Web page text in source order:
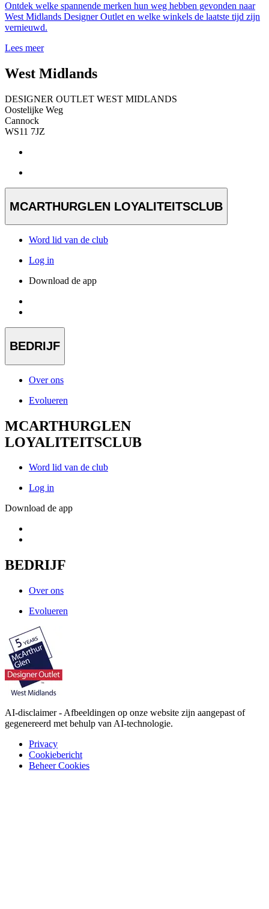
Ontdek welke spannende merken hun weg hebben gevonden naar
West Midlands Designer Outlet en welke winkels de laatste tijd zijn
vernieuwd.
Lees meer
West Midlands
DESIGNER OUTLET WEST MIDLANDS
Oostelijke Weg
Cannock
WS11 7JZ
MCARTHURGLEN LOYALITEITSCLUB
Word lid van de club
Log in
Download de app
BEDRIJF
Over ons
Evolueren
MCARTHURGLEN
LOYALITEITSCLUB
Word lid van de club
Log in
Download de app
BEDRIJF
Over ons
Evolueren
AI-disclaimer - Afbeeldingen op onze website zijn aangepast of
gegenereerd met behulp van AI-technologie.
Privacy
Cookiebericht
Beheer Cookies